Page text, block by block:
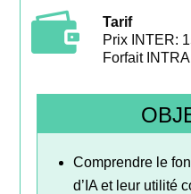

Tarif
Prix INTER:
Forfait
Comprendre le
d’IA et leur utilité